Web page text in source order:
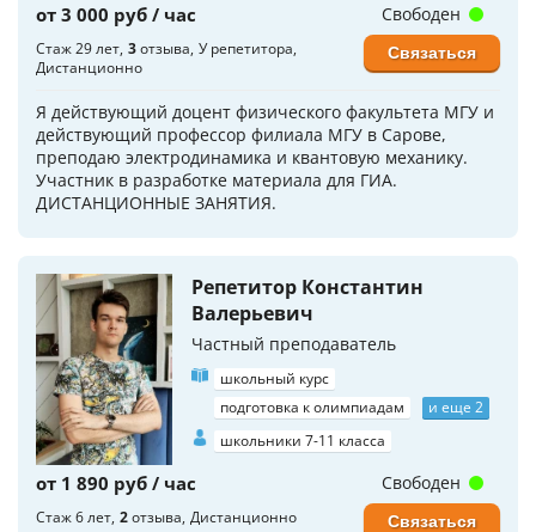
от 3 000 руб / час
Стаж 29 лет 3отзыва У репетитора
Дистанционно
Я действующий доцент физического факультета МГУ и
действующий профессор филиала МГУ в Сарове,
преподаю электродинамика и квантовую механику.
Участник в разработке материала для ГИА.
ДИСТАНЦИОННЫЕ ЗАНЯТИЯ.
Свободен
Связаться
Репетитор Константин
Валерьевич
Частный преподаватель
школьный курс
подготовка к олимпиадам
и еще 2
школьники 7-11 класса
от 1 890 руб / час
Стаж 6 лет 2отзыва Дистанционно
Свободен
Связаться